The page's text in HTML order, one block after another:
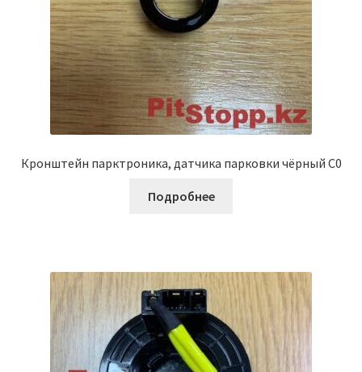
Кронштейн парктроника, датчика парковки чёрный C0
Подробнее